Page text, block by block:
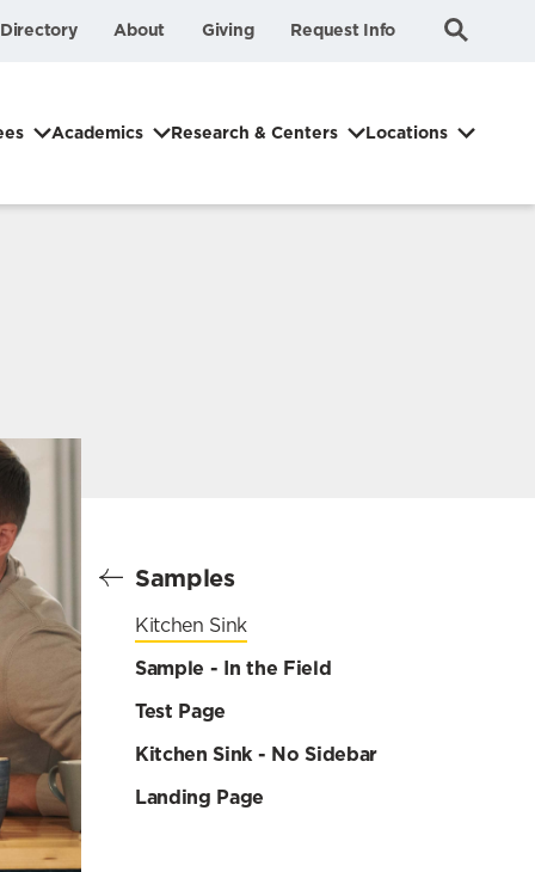
Directory About Giving Request Info Search
Submit
Academics Research & Centers Locations
Samples
Kitchen Sink
Sample - In the Field
Test Page
Kitchen Sink - No Sidebar
Landing Page